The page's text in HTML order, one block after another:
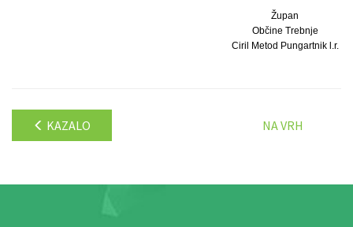
Župan
Občine Trebnje
Ciril Metod Pungartnik l.r.
KAZALO NA VRH